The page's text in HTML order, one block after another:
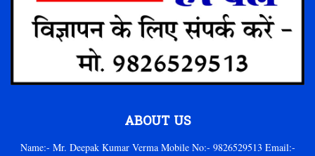
ABOUT US
Name:- Mr. Deepak Kumar Verma Mobile No:- 9826529513 Email:-